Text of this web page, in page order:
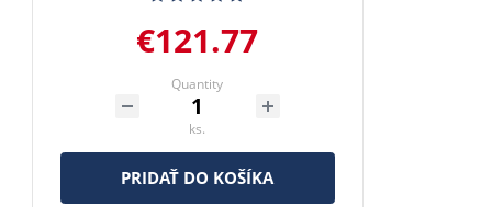
€121.77
Quantity
ks.
PRIDAŤ DO KOŠÍKA